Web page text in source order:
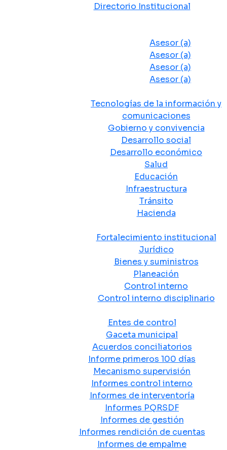
Directorio Institucional
Asesor (a)
Asesor (a)
Asesor (a)
Asesor (a)
Tecnologías de la información y
comunicaciones
Gobierno y convivencia
Desarrollo social
Desarrollo económico
Salud
Educación
Infraestructura
Tránsito
Hacienda
Fortalecimiento institucional
Jurídico
Bienes y suministros
Planeación
Control interno
Control interno disciplinario
Entes de control
Gaceta municipal
Acuerdos conciliatorios
Informe primeros 100 días
Mecanismo supervisión
Informes control interno
Informes de interventoría
Informes PQRSDF
Informes de gestión
Informes rendición de cuentas
Informes de empalme